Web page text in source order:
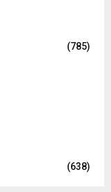
(785)
(638)